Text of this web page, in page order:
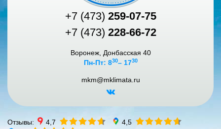
+7 (473) 259-07-75
+7 (473) 228-66-72
Воронеж, Донбасская 40
Пн-Пт: 830– 1730
mkm@mklimata.ru
Отзывы: 4,7
4,5